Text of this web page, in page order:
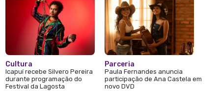
Cultura
Icapuí recebe Silvero Pereira
durante programação do
Festival da Lagosta
Parceria
Paula Fernandes anuncia
participação de Ana Castela em
novo DVD